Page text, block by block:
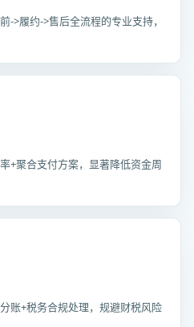
->履约->售后全流程的专业支持，
+聚合支付方案，显著降低资金周
账+税务合规处理，规避财税风险